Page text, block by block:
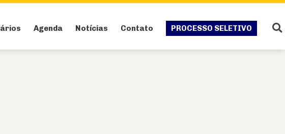
Agenda Notícias Contato PROCESSO SELETIVO